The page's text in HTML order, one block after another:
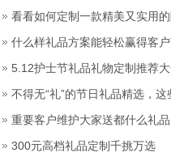
看看如何定制一款精美又实用
什么样礼品方案能轻松赢得客
5.12护士节礼品礼物定制推荐
不得无“礼”的节日礼品精选，
重要客户维护大家送都什么礼
300元高档礼品定制千挑万选